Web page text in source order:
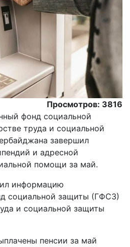
Просмотров: 3816
фонд социальной
труда и социальной
завершил
и адресной
помощи за май.
информацию
социальной защиты (ГФСЗ)
и социальной защиты
пенсии за май